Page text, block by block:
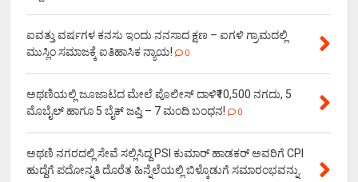
ಐವತ್ತು ವರ್ಷಗಳ ಕನಸು ಇಂದು ನನಸಾದ ಕ್ಷಣ – ಐಗಳಿ ಗ್ರಾಮದಲ್ಲಿ
ಮುಸ್ಲಿಂ ಸಮಾಜಕ್ಕೆ ಐತಿಹಾಸಿಕ ನ್ಯಾಯ!
0
ಅಥಣಿಯಲ್ಲಿ ಜೂಜಾಟದ ಮೇಲೆ ಪೊಲೀಸ್ ದಾಳಿ₹10,500 ನಗದು, 5
ಮೊಬೈಲ್ ಹಾಗೂ 5 ಬೈಕ್ ಜಪ್ತಿ – 7 ಮಂದಿ ಬಂಧನ!
0
ಅಥಣಿ ನಗರದಲ್ಲಿ ಸೇವೆ ಸಲ್ಲಿಸಿದ್ದ PSI ಕುಮಾರ್ ಹಾಡಕರ್ ಅವರಿಗೆ CPI
ಹುದ್ದೆಗೆ ಪದೋನ್ನತಿ ದೊರೆತ ಹಿನ್ನೆಲೆಯಲ್ಲಿ ಬಿಳ್ಕೊಡುಗೆ ಸಮಾರಂಭವನ್ನು.